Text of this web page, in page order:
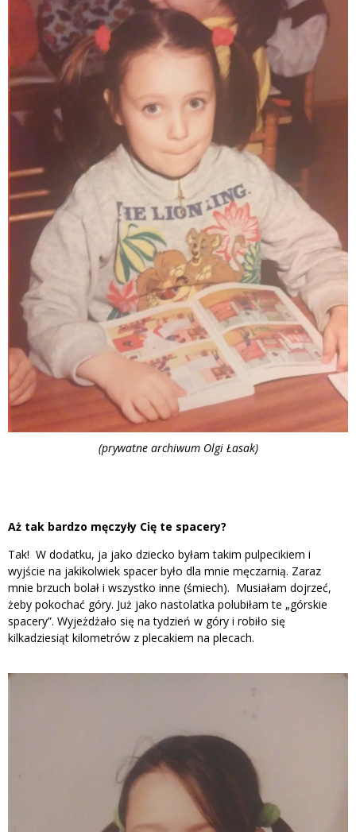
(prywatne archiwum Olgi Łasak)
Aż tak bardzo męczyły Cię te spacery?
Tak! W dodatku, ja jako dziecko byłam takim pulpecikiem i
wyjście na jakikolwiek spacer było dla mnie męczarnią. Zaraz
mnie brzuch bolał i wszystko inne (śmiech). Musiałam dojrzeć,
żeby pokochać góry. Już jako nastolatka polubiłam te „górskie
spacery”. Wyjeżdżało się na tydzień w góry i robiło się
kilkadziesiąt kilometrów z plecakiem na plecach.